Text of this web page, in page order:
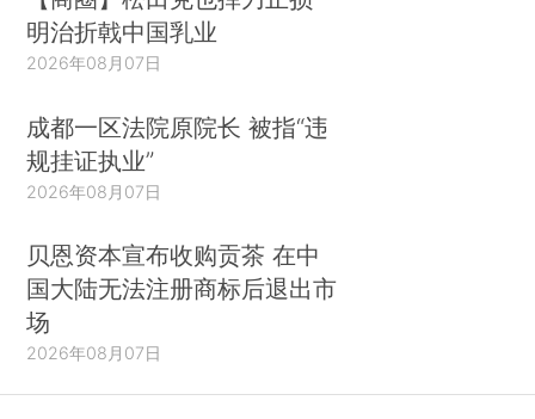
明治折戟中国乳业
2026年08月07日
成都一区法院原院长 被指“违
规挂证执业”
2026年08月07日
贝恩资本宣布收购贡茶 在中
国大陆无法注册商标后退出市
场
2026年08月07日